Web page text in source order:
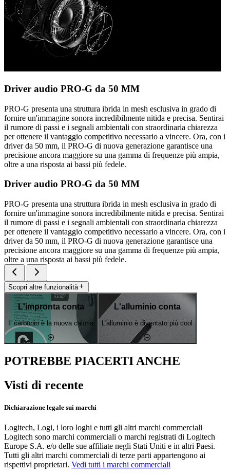
Driver audio PRO-G da 50 MM
PRO-G presenta una struttura ibrida in mesh esclusiva in grado di
fornire un'immagine sonora incredibilmente nitida e precisa. Sentirai
il rumore di passi e i segnali ambientali con straordinaria chiarezza
per ottenere il vantaggio competitivo necessario a vincere. Ora, con i
driver da 50 mm, il PRO-G di nuova generazione garantisce una
precisione ancora maggiore su una gamma di frequenze più ampia,
oltre a una risposta ai bassi più fedele.
Driver audio PRO-G da 50 MM
PRO-G presenta una struttura ibrida in mesh esclusiva in grado di
fornire un'immagine sonora incredibilmente nitida e precisa. Sentirai
il rumore di passi e i segnali ambientali con straordinaria chiarezza
per ottenere il vantaggio competitivo necessario a vincere. Ora, con i
driver da 50 mm, il PRO-G di nuova generazione garantisce una
precisione ancora maggiore su una gamma di frequenze più ampia,
oltre a una risposta ai bassi più fedele.
Scopri altre funzionalità
L'impronta conta
Il carbonio è la nuova caloria
L'alluminio conta
L'alluminio è diventato più cool
POTREBBE PIACERTI ANCHE
Visti di recente
Dichiarazione legale sui marchi
Logitech, Logi, i loro loghi e tutti gli altri marchi commerciali
Logitech sono marchi commerciali o marchi registrati di Logitech
Europe S.A. e/o delle sue affiliate negli Stati Uniti e in altri Paesi.
Tutti gli altri marchi commerciali di terze parti appartengono ai
rispettivi proprietari. Vedi tutti i marchi commerciali